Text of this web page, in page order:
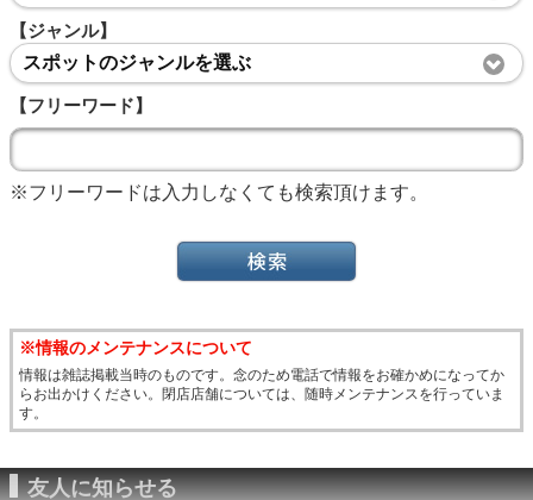
【ジャンル】
スポットのジャンルを選ぶ
【フリーワード】
※フリーワードは入力しなくても検索頂けます。
※情報のメンテナンスについて
情報は雑誌掲載当時のものです。念のため電話で情報をお確かめになってか
らお出かけください。閉店店舗については、随時メンテナンスを行っていま
す。
友人に知らせる